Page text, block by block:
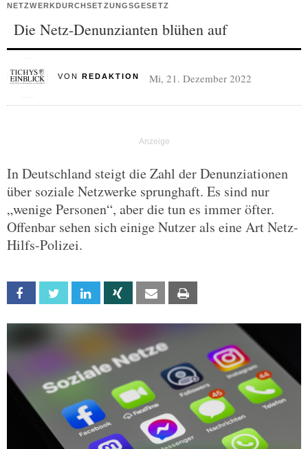
NETZWERKDURCHSETZUNGSGESETZ
Die Netz-Denunzianten blühen auf
VON REDAKTION Mi, 21. Dezember 2022
In Deutschland steigt die Zahl der Denunziationen
über soziale Netzwerke sprunghaft. Es sind nur
„wenige Personen“, aber die tun es immer öfter.
Offenbar sehen sich einige Nutzer als eine Art Netz-
Hilfs-Polizei.
Facebook Twitter Linkedin Xing Email